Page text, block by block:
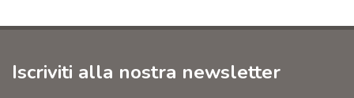
Iscriviti alla nostra newsletter